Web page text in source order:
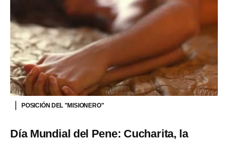
POSICIÓN DEL "MISIONERO"
Día Mundial del Pene: Cucharita, la